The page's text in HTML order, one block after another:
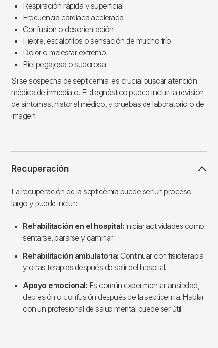
Respiración rápida y superficial
Frecuencia cardíaca acelerada
Confusión o desorientación
Fiebre, escalofríos o sensación de mucho frío
Dolor o malestar extremo
Piel pegajosa o sudorosa
Si se sospecha de septicemia, es crucial buscar atención
médica de inmediato. El diagnóstico puede incluir la revisión
de síntomas, historial médico, y pruebas de laboratorio o de
imagen.
Recuperación
La recuperación de la septicèmia puede ser un proceso
largo y puede incluir:
Rehabilitación en el hospital: Iniciar actividades como
sentarse, pararse y caminar.
Rehabilitación ambulatoria: Continuar con fisioterapia
y otras terapias después de salir del hospital.
Apoyo emocional: Es común experimentar ansiedad,
depresión o confusión después de la septicemia. Hablar
con un profesional de salud mental puede ser útil.